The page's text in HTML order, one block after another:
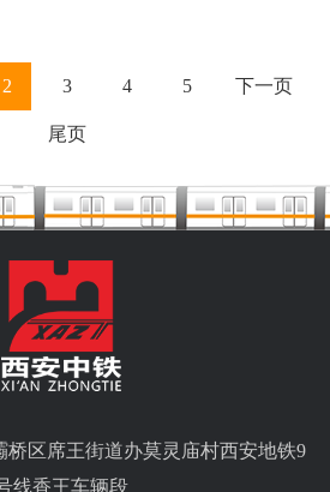
2 3 4 5 下一页
尾页
桥区席王街道办莫灵庙村西安地铁9
线香王车辆段